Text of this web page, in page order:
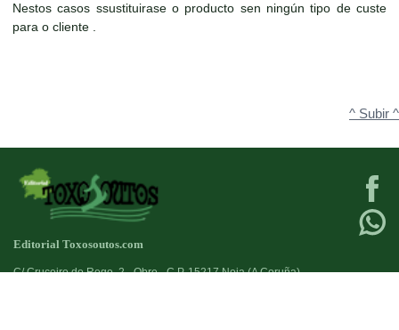
Nestos casos ssustituirase o producto sen ningún tipo de custe
para o cliente .
^ Subir ^
Editorial Toxosoutos.com
C/ Cruceiro do Rego, 2 - Obre - C.P. 15217 Noia (A Coruña)